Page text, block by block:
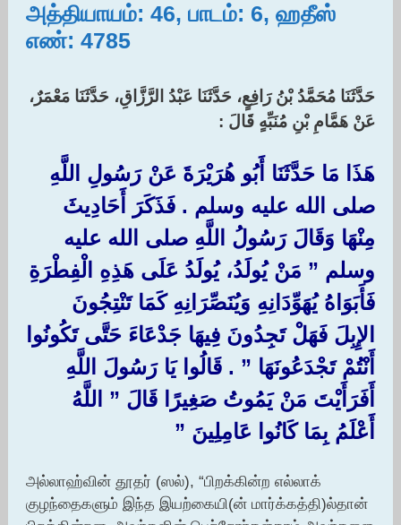
அத்தியாயம்: 46, பாடம்: 6, ஹதீஸ்
எண்: 4785
حَدَّثَنَا مُحَمَّدُ بْنُ رَافِعٍ، حَدَّثَنَا عَبْدُ الرَّزَّاقِ، حَدَّثَنَا مَعْمَرٌ،
عَنْ هَمَّامِ بْنِ مُنَبِّهٍ قَالَ :‏
هَذَا مَا حَدَّثَنَا أَبُو هُرَيْرَةَ عَنْ رَسُولِ اللَّهِ
صلى الله عليه وسلم ‏.‏ فَذَكَرَ أَحَادِيثَ
مِنْهَا وَقَالَ رَسُولُ اللَّهِ صلى الله عليه
وسلم ‏”‏ مَنْ يُولَدُ، يُولَدُ عَلَى هَذِهِ الْفِطْرَةِ
فَأَبَوَاهُ يُهَوِّدَانِهِ وَيُنَصِّرَانِهِ كَمَا تَنْتِجُونَ
الإِبِلَ فَهَلْ تَجِدُونَ فِيهَا جَدْعَاءَ حَتَّى تَكُونُوا
أَنْتُمْ تَجْدَعُونَهَا ‏”‏ ‏.‏ قَالُوا يَا رَسُولَ اللَّهِ
أَفَرَأَيْتَ مَنْ يَمُوتُ صَغِيرًا قَالَ ‏”‏ اللَّهُ
أَعْلَمُ بِمَا كَانُوا عَامِلِينَ ‏”‏
அல்லாஹ்வின் தூதர் (ஸல்), “பிறக்கின்ற எல்லாக்
குழந்தைகளும் இந்த இயற்கையி(ன் மார்க்கத்தி)ல்தான்